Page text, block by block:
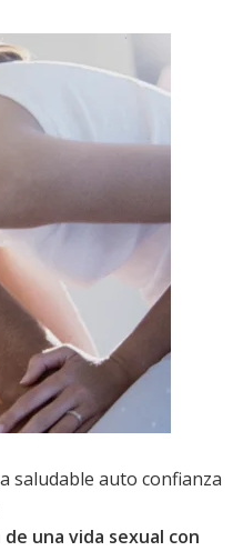
saludable auto confianza
una vida sexual con